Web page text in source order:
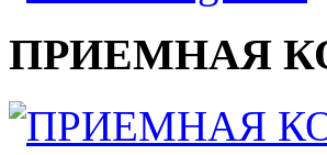
ПРИЕМНАЯ